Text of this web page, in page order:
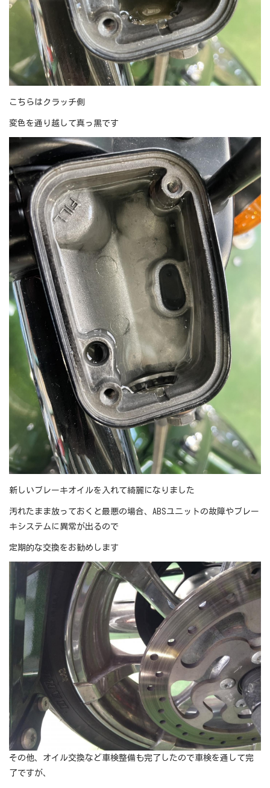
こちらはクラッチ側
変色を通り越して真っ黒です
新しいブレーキオイルを入れて綺麗になりました
汚れたまま放っておくと最悪の場合、ABSユニットの故障やブレー
キシステムに異常が出るので
定期的な交換をお勧めします
その他、オイル交換など車検整備も完了したので車検を通して完
了ですが、